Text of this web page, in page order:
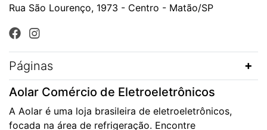
Rua São Lourenço, 1973 - Centro - Matão/SP
Páginas
Aolar Comércio de Eletroeletrônicos
A Aolar é uma loja brasileira de eletroeletrônicos,
focada na área de refrigeração. Encontre